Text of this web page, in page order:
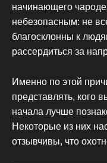
начинающего
небезопасным: не
благосклонны к
рассердиться за
Именно по этой
представлять, кого
начала лучше
Некоторые из них
отзывчивы, что